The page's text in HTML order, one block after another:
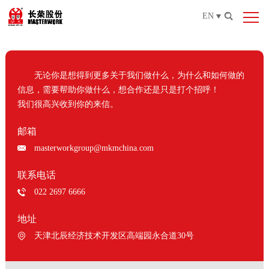
EN
无论你是想得到更多关于我们做什么，为什么和如何做的
信息，需要帮助你做什么，想合作还是只是打个招呼！
我们很高兴收到你的来信。
邮箱
masterworkgroup@mkmchina.com
联系电话
022 2697 6666
地址
天津北辰经济技术开发区高端园永合道30号